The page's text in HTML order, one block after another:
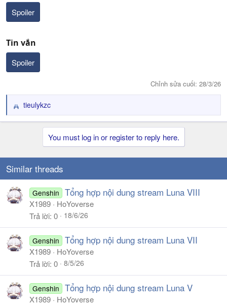
Spoiler
Tin vắn
Spoiler
Chỉnh sửa cuối: 28/3/26
R
e
i
o
s
:
tieulykzc
You must log in or register to reply here.
Similar threads
Genshin Tổng hợp nội dung stream Luna VIII
X1989
HoYoverse
Trả lời 0 18/6/26
Genshin Tổng hợp nội dung stream Luna VII
X1989
HoYoverse
Trả lời 0 8/5/26
Genshin Tổng hợp nội dung stream Luna V
X1989
HoYoverse